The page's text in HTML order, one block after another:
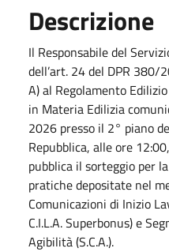
Descrizione
Il Responsabile del
dell’art. 24 del DPR 380/
A) al Regolamento
in Materia Edilizia
2026 presso il 2° piano
Repubblica, alle ore
pubblica il sorteggio per
pratiche depositate nel
Comunicazioni di Inizio
C.I.L.A. Superbonus) e
Agibilità (S.C.A.).